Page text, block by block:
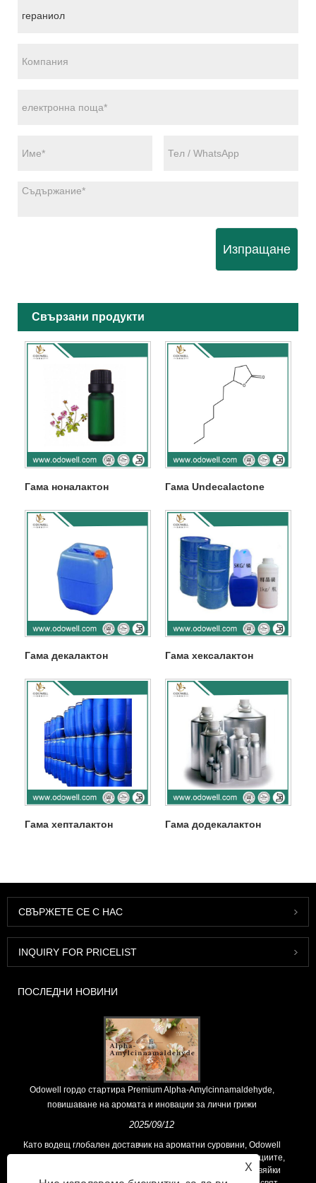
Изпращане
Свързани продукти
Гама ноналактон Гама Undecalactone
Гама декалактон Гама хексалактон
Гама хепталактон Гама додекалактон
СВЪРЖЕТЕ СЕ С НАС
INQUIRY FOR PRICELIST
ПОСЛЕДНИ НОВИНИ
Odowell гордо стартира Premium Alpha-Amylcinnamaldehyde,
повишаване на аромата и иновации за лични грижи
2025/09/12
Като водещ глобален доставчик на ароматни суровини, Odowell
поддържа основна философия на „ориентирана към иновациите,
фокусирани върху качеството“, последователно предоставяйки
X